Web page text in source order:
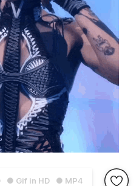
● Gif in HD ● MP4